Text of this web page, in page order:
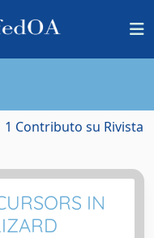
1 Contributo su Rivista
IN